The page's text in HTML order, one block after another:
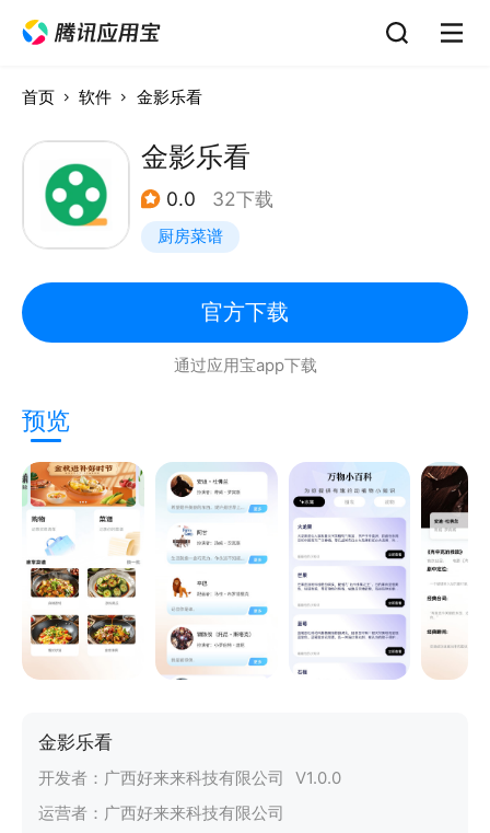
首页 软件 金影乐看
金影乐看
0.0 32下载
厨房菜谱
官方下载
通过应用宝app下载
预览
金影乐看
开发者： 广西好来来科技有限公司 V1.0.0
运营者： 广西好来来科技有限公司